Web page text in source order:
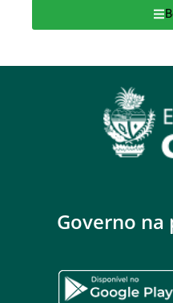
Governo na